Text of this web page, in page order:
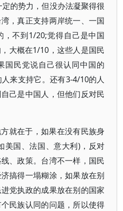
的势力，但没办法凝聚得很
，真正支持两岸统一、一国
，不到1/20;觉得自己是中国
大概在1/10，这些人是国民
国民党说自己很认同中国的
来支持它。还有3-4/10的人
己是中国人，但他们反对民
就在于，如果在没有民族身
美国、法国、意大利)，反对
、政策。台湾不一样，国民
搞得一塌糊涂，如果放在别
党执政的成果放在别的国家
民族认同的问题，所以使得